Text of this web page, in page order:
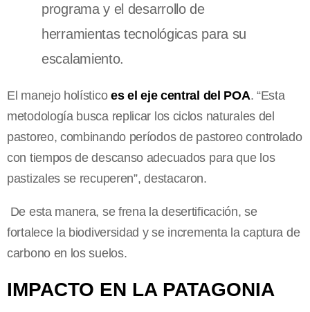
programa y el desarrollo de
herramientas tecnológicas para su
escalamiento.
El manejo holístico es el eje central del POA. “Esta
metodología busca replicar los ciclos naturales del
pastoreo, combinando períodos de pastoreo controlado
con tiempos de descanso adecuados para que los
pastizales se recuperen”, destacaron.
De esta manera, se frena la desertificación, se
fortalece la biodiversidad y se incrementa la captura de
carbono en los suelos.
IMPACTO EN LA PATAGONIA